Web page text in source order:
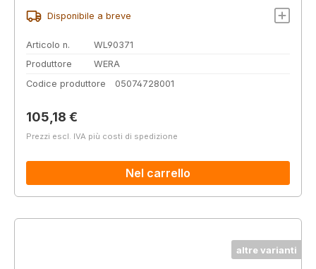
Disponibile a breve
Articolo n.
WL90371
Produttore
WERA
Codice produttore
05074728001
Prezzo normale:
105,18 €
Prezzi escl. IVA più costi di spedizione
Nel carrello
altre varianti